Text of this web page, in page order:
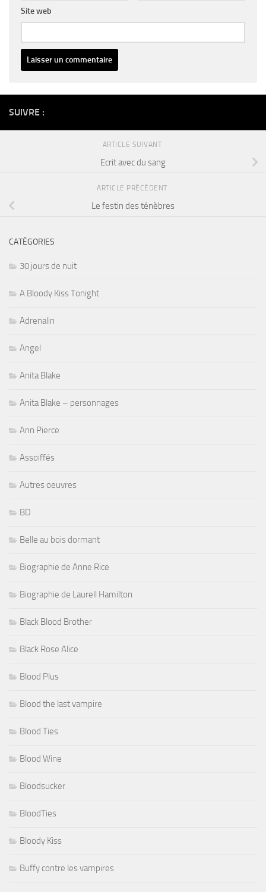
Site web
SUIVRE :
ARTICLE SUIVANT
Ecrit avec du sang
ARTICLE PRÉCÉDENT
Le festin des ténèbres
CATÉGORIES
30 jours de nuit
A Bloody Kiss Tonight
Adrenalin
Angel
Anita Blake
Anita Blake – personnages
Ann Pierce
Assoiffés
Autres oeuvres
BD
Belle au bois dormant
Biographie de Anne Rice
Biographie de Laurell Hamilton
Black Blood Brother
Black Rose Alice
Blood Plus
Blood the last vampire
Blood Ties
Blood Wine
Bloodsucker
BloodTies
Bloody Kiss
Buffy contre les vampires